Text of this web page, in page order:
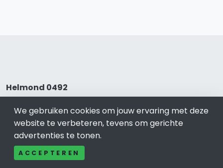
Helmond 0492
Bel ons: 085-04 10 177
Contact
Adverteren
Over ons
Cookieverklaring
We gebruiken cookies om jouw ervaring met deze
website te verbeteren, tevens om gerichte
advertenties te tonen.
ACCEPTEREN